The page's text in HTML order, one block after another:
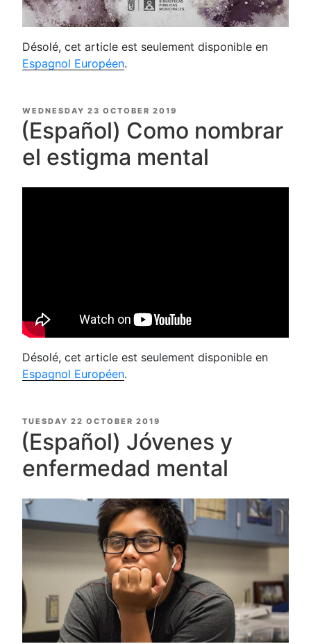
Désolé, cet article est seulement disponible en
Espagnol Européen.
POSTED
ON
WEDNESDAY 23 OCTOBER 2019
(Español) Como nombrar
el estigma mental
Désolé, cet article est seulement disponible en
Espagnol Européen.
POSTED
ON
TUESDAY 22 OCTOBER 2019
(Español) Jóvenes y
enfermedad mental